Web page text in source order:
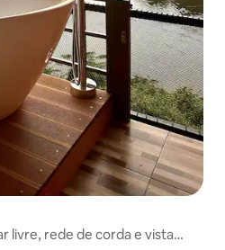
livre, rede de corda e vista